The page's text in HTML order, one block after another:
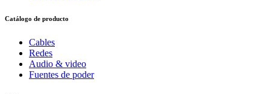
Catálogo de producto
Cables
Redes
Audio & video
Fuentes de poder